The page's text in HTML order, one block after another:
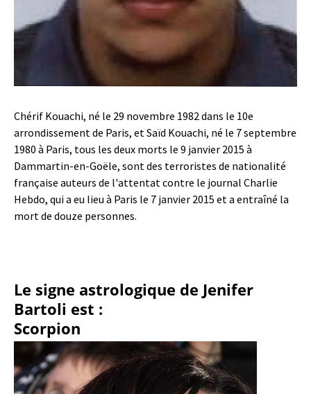
Chérif Kouachi, né le 29 novembre 1982 dans le 10e
arrondissement de Paris, et Saïd Kouachi, né le 7 septembre
1980 à Paris, tous les deux morts le 9 janvier 2015 à
Dammartin-en-Goële, sont des terroristes de nationalité
française auteurs de l'attentat contre le journal Charlie
Hebdo, qui a eu lieu à Paris le 7 janvier 2015 et a entraîné la
mort de douze personnes.
Le signe astrologique de Jenifer
Bartoli est :
Scorpion